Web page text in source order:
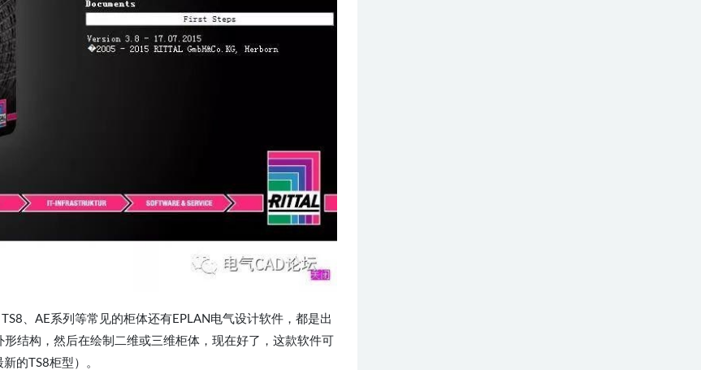
、AE系列等常见的柜体还有EPLAN电气设计软件，都是出
结构，然后在绘制二维或三维柜体，现在好了，这款软件可
的TS8柜型）。